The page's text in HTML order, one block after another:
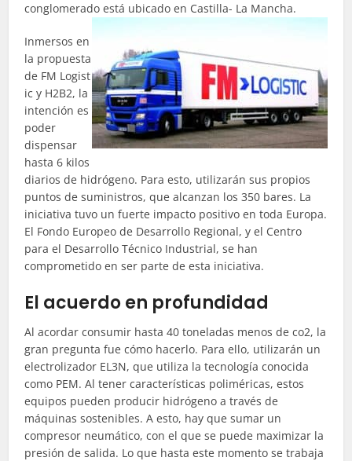
conglomerado está ubicado en Castilla- La Mancha.
Inmersos en
la propuesta
de FM Logist
ic y H2B2, la
intención es
poder
dispensar
hasta 6 kilos
diarios de hidrógeno. Para esto, utilizarán sus propios
puntos de suministros, que alcanzan los 350 bares. La
iniciativa tuvo un fuerte impacto positivo en toda Europa.
El Fondo Europeo de Desarrollo Regional, y el Centro
para el Desarrollo Técnico Industrial, se han
comprometido en ser parte de esta iniciativa.
El acuerdo en profundidad
Al acordar consumir hasta 40 toneladas menos de co2, la
gran pregunta fue cómo hacerlo. Para ello, utilizarán un
electrolizador EL3N, que utiliza la tecnología conocida
como PEM. Al tener características poliméricas, estos
equipos pueden producir hidrógeno a través de
máquinas sostenibles. A esto, hay que sumar un
compresor neumático, con el que se puede maximizar la
presión de salida. Lo que hasta este momento se trabaja